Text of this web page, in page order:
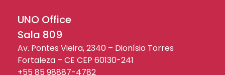
UNO Office
Sala 809
Av. Pontes Vieira, 2340 – Dionísio Torres
Fortaleza – CE CEP 60130-241
+55 85 98887-4782